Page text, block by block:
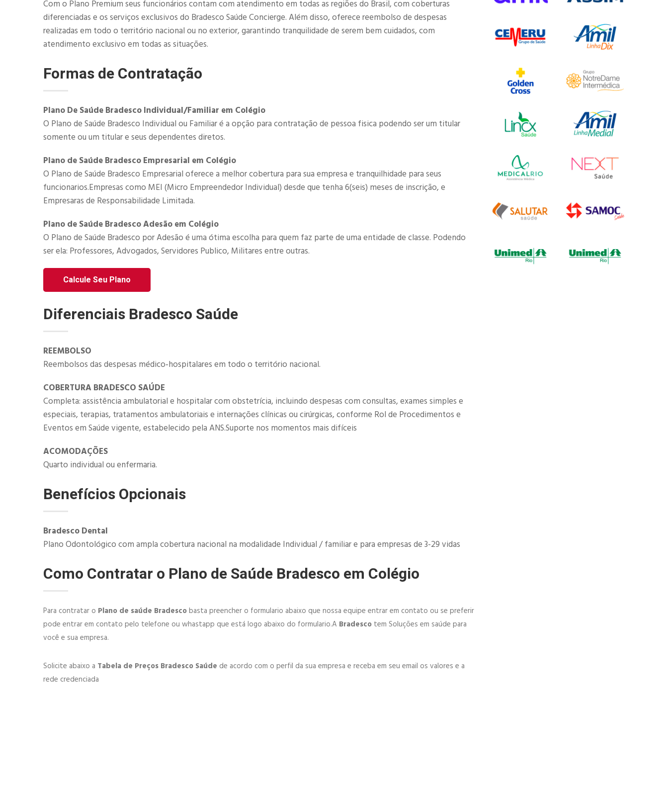
Com o Plano Premium seus funcionários contam com atendimento em todas as regiões do Brasil, com coberturas
diferenciadas e os serviços exclusivos do Bradesco Saúde Concierge. Além disso, oferece reembolso de despesas
realizadas em todo o território nacional ou no exterior, garantindo tranquilidade de serem bem cuidados, com
atendimento exclusivo em todas as situações.
Formas de Contratação
Plano De Saúde Bradesco Individual/Familiar em Colégio
O Plano de Saúde Bradesco Individual ou Familiar é a opção para contratação de pessoa fisica podendo ser um titular
somente ou um titular e seus dependentes diretos.
Plano de Saúde Bradesco Empresarial em Colégio
O Plano de Saúde Bradesco Empresarial​ oferece a melhor cobertura para sua empresa e tranquilhidade para seus
funcionarios.Empresas como MEI (Micro Empreendedor Individual) desde que tenha 6(seis) meses de inscrição, e
Empresaras de Responsabilidade Limitada.​
Plano de Saúde Bradesco Adesão em Colégio
O Plano de Saúde Bradesco por Adesão é uma ótima escolha para quem faz parte de uma entidade de classe. Podendo
ser ela: Professores, Advogados, Servidores Publico, Militares entre outras.
Calcule Seu Plano
Diferenciais Bradesco Saúde
REEMBOLSO
Reembolsos das despesas médico‐hospitalares em todo o território nacional.
COBERTURA BRADESCO SAÚDE
Completa: assistência ambulatorial e hospitalar com obstetrícia, incluindo despesas com consultas, exames simples e
especiais, terapias, tratamentos ambulatoriais e internações clínicas ou cirúrgicas, conforme Rol de Procedimentos e
Eventos em Saúde vigente, estabelecido pela ANS.Suporte nos momentos mais difíceis​
ACOMODAÇÕES
Quarto individual ou enfermaria.
Benefícios Opcionais
​Bradesco Dental
Plano Odontológico com ampla cobertura nacional na modalidade Individual / familiar e para empresas de 3-29 vidas
Como Contratar o Plano de Saúde Bradesco em Colégio
Para contratar o Plano de saúde Bradescobasta preencher o formulario abaixo que nossa equipe entrar em contato ou se preferir
pode entrar em contato pelo telefone ou whastapp que está logo abaixo do formulario.A Bradesco tem Soluções em saúde para
você e sua empresa.
Solicite abaixo a Tabela de Preços Bradesco Saúde de acordo com o perfil da sua empresa e receba em seu email os valores e a
rede credenciada